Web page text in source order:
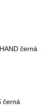
černá
černá